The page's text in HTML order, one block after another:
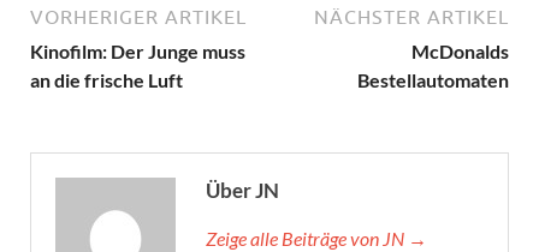
VORHERIGER ARTIKEL
Kinofilm: Der Junge muss
an die frische Luft
NÄCHSTER ARTIKEL
McDonalds
Bestellautomaten
Über JN
Zeige alle Beiträge von JN →